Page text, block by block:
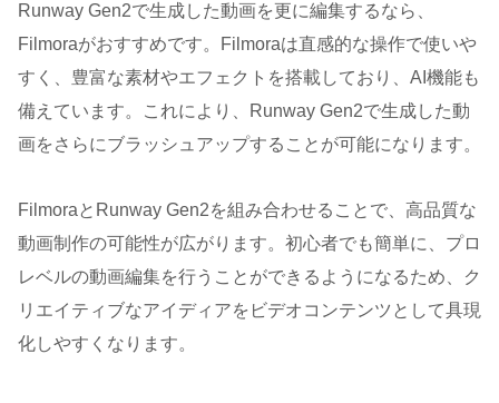
Runway Gen2で生成した動画を更に編集するなら、
Filmoraがおすすめです。Filmoraは直感的な操作で使いや
すく、豊富な素材やエフェクトを搭載しており、AI機能も
備えています。これにより、Runway Gen2で生成した動
画をさらにブラッシュアップすることが可能になります。
FilmoraとRunway Gen2を組み合わせることで、高品質な
動画制作の可能性が広がります。初心者でも簡単に、プロ
レベルの動画編集を行うことができるようになるため、ク
リエイティブなアイディアをビデオコンテンツとして具現
化しやすくなります。